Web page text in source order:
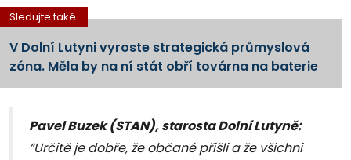
Sledujte také
V Dolní Lutyni vyroste strategická průmyslová
zóna. Měla by na ní stát obří továrna na baterie
Pavel Buzek (STAN), starosta Dolní Lutyně:
“Určitě je dobře, že občané přišli a že všichni